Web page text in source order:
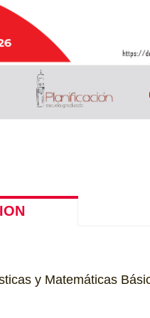
y Matemáticas